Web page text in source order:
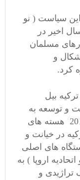
سیاست ( نو
) را میتوانی در طی 5 سال اخیر در
مسلمان
و
کرد.
بیل
و توسعه به
رهبری اردوگان در انتخابات سال 2016 هسته های
در خیانت و
های اصلی
اروپا ) به
تراژیدی و